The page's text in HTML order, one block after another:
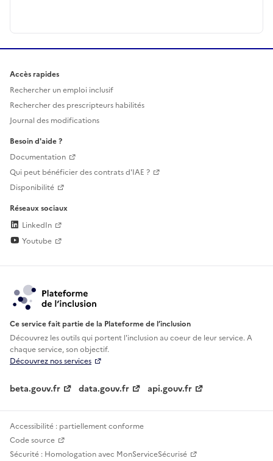
Accès rapides
Rechercher un emploi inclusif
Rechercher des prescripteurs habilités
Journal des modifications
Besoin d'aide ?
Documentation
Qui peut bénéficier des contrats d'IAE ?
Disponibilité
Réseaux sociaux
LinkedIn
Youtube
Ce service fait partie de la Plateforme de l’inclusion
Découvrez les outils qui portent l'inclusion aucoeur de leur service. A
chaque service, son objectif.
Découvrez nos services
beta.gouv.fr data.gouv.fr api.gouv.fr
Accessibilité : partiellement conforme
Code source
Sécurité : Homologation avec MonServiceSécurisé